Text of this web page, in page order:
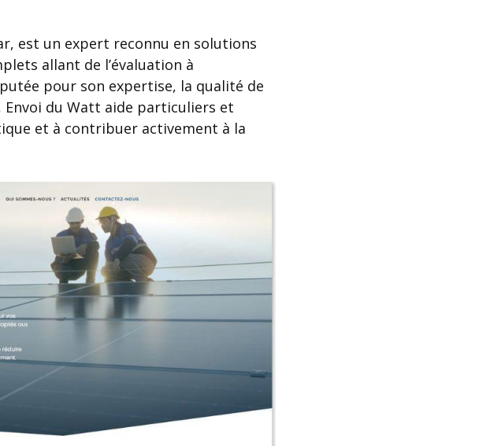
est un expert reconnu en solutions
allant de l’évaluation à
pour son expertise, la qualité de
du Watt aide particuliers et
et à contribuer activement à la